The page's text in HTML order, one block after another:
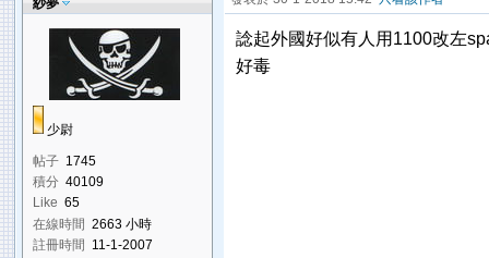
紗夢
少尉
帖子 1745
積分 40109
Like 65
在線時間 2663 小時
註冊時間 11-1-2007
諗起外國好似有人用1100改左
好毒